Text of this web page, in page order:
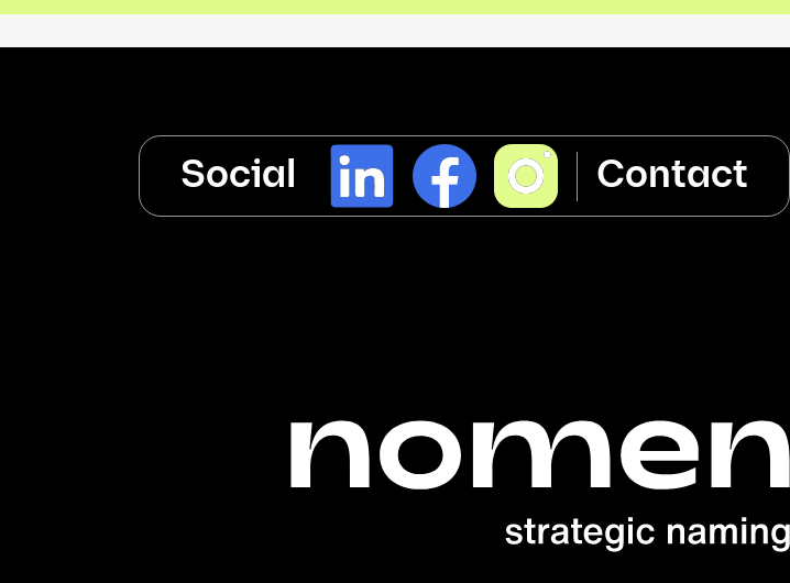
Social Contact